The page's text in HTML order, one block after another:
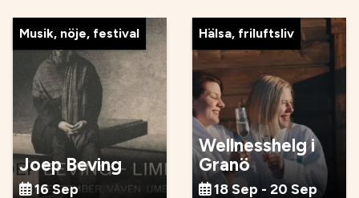
Musik, nöje, festival
Joep Beving
16 Sep
Hälsa, friluftsliv
Wellnesshelg i
Granö
18 Sep - 20 Sep